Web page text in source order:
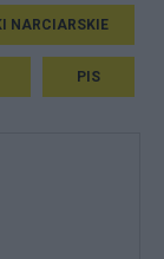
NARCIARSKIE
PIS